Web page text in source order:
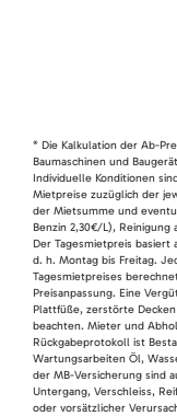
* Die Kalkulation der Ab-
Baumaschinen und
Individuelle Konditionen
Mietpreise zuzüglich der
der Mietsumme und
Benzin 2,30€/L),
Der Tagesmietpreis
d. h. Montag bis Freitag.
Tagesmietpreises
Preisanpassung. Eine
Plattfüße, zerstörte
beachten. Mieter und
Rückgabeprotokoll ist
Wartungsarbeiten Öl,
der MB-Versicherung sind
Untergang, Verschleiss,
oder vorsätzlicher